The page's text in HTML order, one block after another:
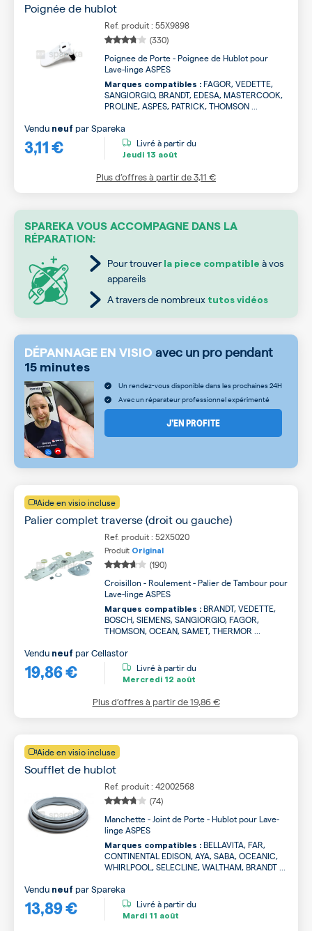
Poignée de hublot
Ref. produit : 55X9898
(330)
Poignee de Porte - Poignee de Hublot pour
Lave-linge ASPES
Marques compatibles : FAGOR, VEDETTE,
SANGIORGIO, BRANDT, EDESA, MASTERCOOK,
PROLINE, ASPES, PATRICK, THOMSON ...
3,11 €
Vendu neuf parSpareka
Livré à partir du
Jeudi 13 août
Plus d’offres à partir de3,11 €
SPAREKA VOUS ACCOMPAGNE DANS LA
RÉPARATION:
Pour trouver la piece compatible à vos
appareils
A travers de nombreux tutos vidéos
DÉPANNAGE EN VISIO avec un pro pendant
15 minutes
Un rendez-vous disponible dans les prochaines 24H
Avec un réparateur professionnel expérimenté
J’EN PROFITE
Aide en visio incluse
Palier complet traverse (droit ou gauche)
Ref. produit : 52X5020
Produit Original
(190)
Croisillon - Roulement - Palier de Tambour pour
Lave-linge ASPES
Marques compatibles : BRANDT, VEDETTE,
BOSCH, SIEMENS, SANGIORGIO, FAGOR,
THOMSON, OCEAN, SAMET, THERMOR ...
19,86 €
Vendu neuf parCellastor
Livré à partir du
Mercredi 12 août
Plus d’offres à partir de19,86 €
Aide en visio incluse
Soufflet de hublot
Ref. produit : 42002568
(74)
Manchette - Joint de Porte - Hublot pour Lave-
linge ASPES
Marques compatibles : BELLAVITA, FAR,
CONTINENTAL EDISON, AYA, SABA, OCEANIC,
WHIRLPOOL, SELECLINE, WALTHAM, BRANDT ...
13,89 €
Vendu neuf parSpareka
Livré à partir du
Mardi 11 août